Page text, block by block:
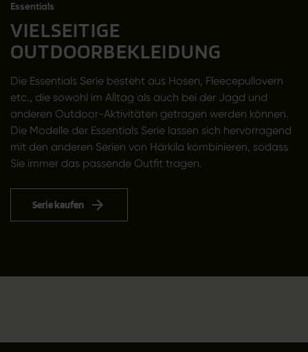
Essentials
VIELSEITIGE
OUTDOORBEKLEIDUNG
Die Essentials Serie besteht aus Hosen, Fleecepullovern
etc., die sowohl im Alltag als auch bei der Jagd und
anderen Outdoor-Aktivitäten getragen werden können.
Die Modelle der Essentials Serie lassen sich hervorragend
mit den anderen Serien von Härkila kombinieren, sodass
Sie immer das passende Outfit tragen.
Serie kaufen